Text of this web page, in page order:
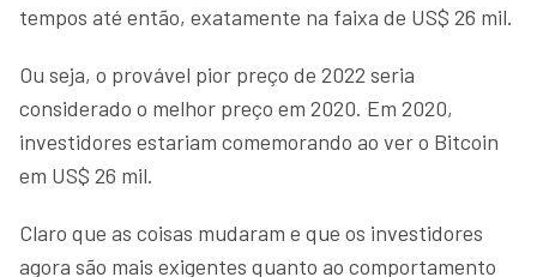
tempos até então, exatamente na faixa de US$ 26 mil.
Ou seja, o provável pior preço de 2022 seria
considerado o melhor preço em 2020. Em 2020,
investidores estariam comemorando ao ver o Bitcoin
em US$ 26 mil.
Claro que as coisas mudaram e que os investidores
agora são mais exigentes quanto ao comportamento